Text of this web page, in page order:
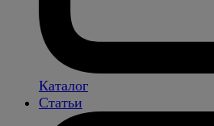
Каталог
Статьи